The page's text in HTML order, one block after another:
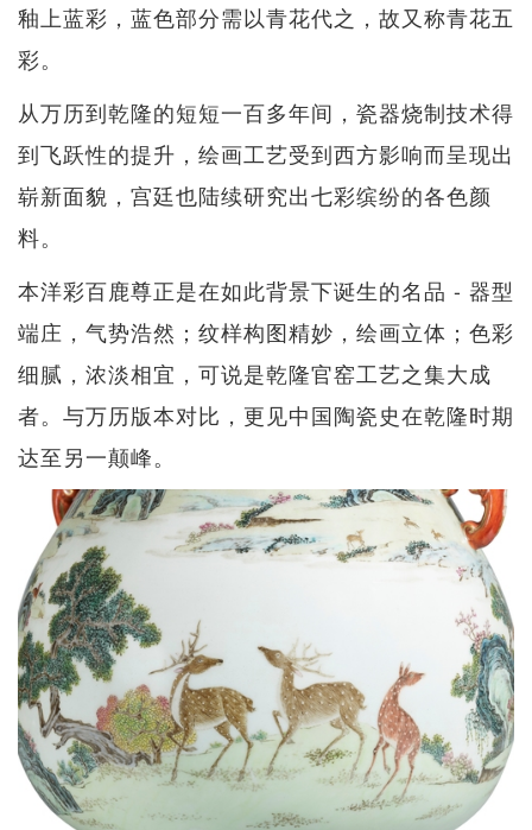
釉上蓝彩，蓝色部分需以青花代之，故又称青花五
彩。
从万历到乾隆的短短一百多年间，瓷器烧制技术得
到飞跃性的提升，绘画工艺受到西方影响而呈现出
崭新面貌，宫廷也陆续研究出七彩缤纷的各色颜
料。
本洋彩百鹿尊正是在如此背景下诞生的名品 - 器型
端庄，气势浩然；纹样构图精妙，绘画立体；色彩
细腻，浓淡相宜，可说是乾隆官窑工艺之集大成
者。与万历版本对比，更见中国陶瓷史在乾隆时期
达至另一颠峰。